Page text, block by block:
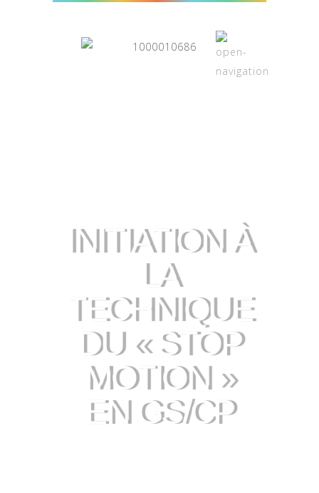
INITIATION À
LA
TECHNIQUE
DU « STOP
MOTION »
EN GS/CP